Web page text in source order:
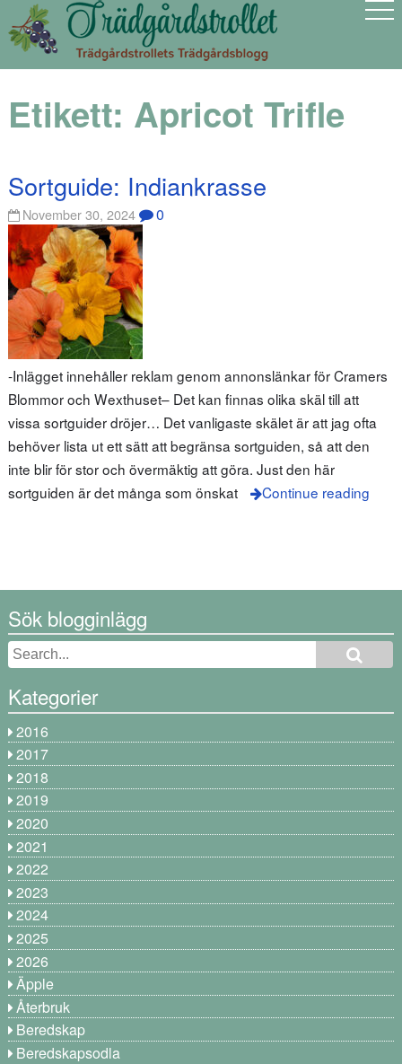
Etikett: Apricot Trifle
Sortguide: Indiankrasse
November 30, 2024 0
-Inlägget innehåller reklam genom annonslänkar för Cramers
Blommor och Wexthuset– Det kan finnas olika skäl till att
vissa sortguider dröjer… Det vanligaste skälet är att jag ofta
behöver lista ut ett sätt att begränsa sortguiden, så att den
inte blir för stor och övermäktig att göra. Just den här
sortguiden är det många som önskat
Continue reading
Sök blogginlägg
Kategorier
2016
2017
2018
2019
2020
2021
2022
2023
2024
2025
2026
Äpple
Återbruk
Beredskap
Beredskapsodla